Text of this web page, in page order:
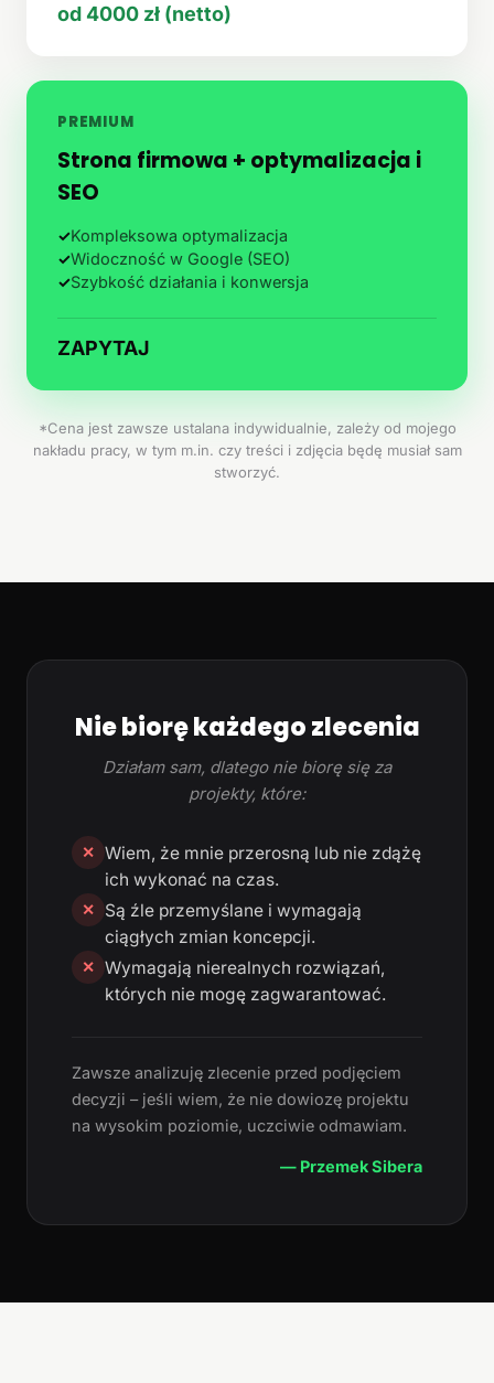
od 4000 zł (netto)
PREMIUM
Strona firmowa + optymalizacja i
SEO
✓Kompleksowa optymalizacja
✓Widoczność w Google (SEO)
✓Szybkość działania i konwersja
ZAPYTAJ
*Cena jest zawsze ustalana indywidualnie, zależy od mojego
nakładu pracy, w tym m.in. czy treści i zdjęcia będę musiał sam
stworzyć.
Nie biorę każdego zlecenia
Działam sam, dlatego nie biorę się za
projekty, które:
✕ Wiem, że mnie przerosną lub nie zdążę
ich wykonać na czas.
✕
Są źle przemyślane i wymagają
ciągłych zmian koncepcji.
✕ Wymagają nierealnych rozwiązań,
których nie mogę zagwarantować.
Zawsze analizuję zlecenie przed podjęciem
decyzji – jeśli wiem, że nie dowiozę projektu
na wysokim poziomie, uczciwie odmawiam.
— Przemek Sibera